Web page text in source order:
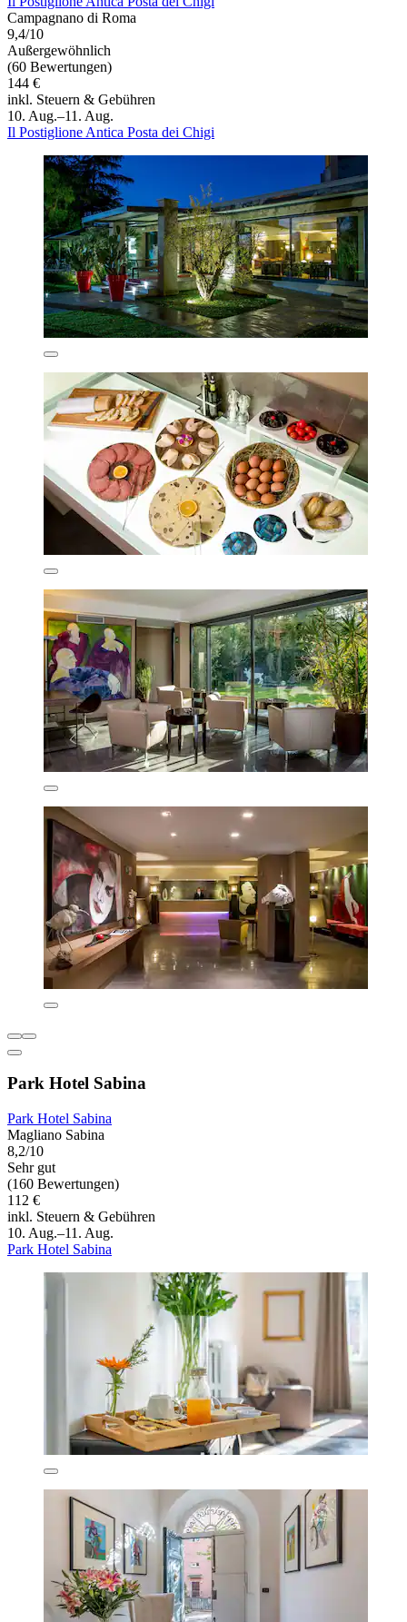
Campagnano di Roma
9,4/10
Außergewöhnlich
(60 Bewertungen)
144 €
inkl. Steuern & Gebühren
10. Aug.–11. Aug.
Il Postiglione Antica Posta dei Chigi
Park Hotel Sabina
Park Hotel Sabina
Magliano Sabina
8,2/10
Sehr gut
(160 Bewertungen)
112 €
inkl. Steuern & Gebühren
10. Aug.–11. Aug.
Park Hotel Sabina